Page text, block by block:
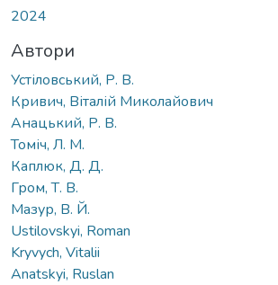
2024
Автори
Устіловський, Р. В.
Кривич, Віталій Миколайович
Анацький, Р. В.
Томіч, Л. М.
Каплюк, Д. Д.
Гром, Т. В.
Мазур, В. Й.
Ustilovskyi, Roman
Kryvych, Vitalii
Anatskyi, Ruslan